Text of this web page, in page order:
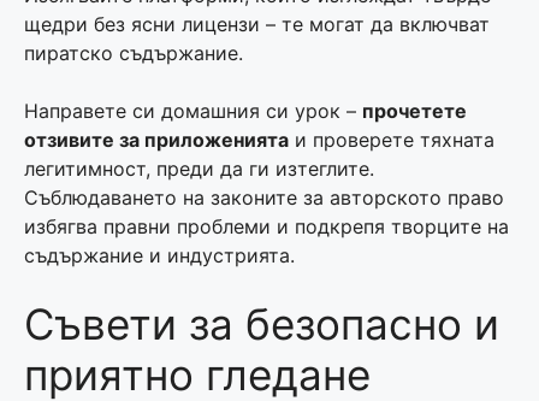
щедри без ясни лицензи – те могат да включват
пиратско съдържание.
Направете си домашния си урок – прочетете
отзивите за приложенията и проверете тяхната
легитимност, преди да ги изтеглите.
Съблюдаването на законите за авторското право
избягва правни проблеми и подкрепя творците на
съдържание и индустрията.
Съвети за безопасно и
приятно гледане